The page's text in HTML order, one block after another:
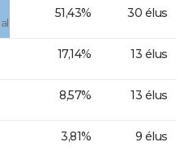
51,43% 30 élus
17,14% 13 élus
8,57% 13 élus
3,81% 9 élus